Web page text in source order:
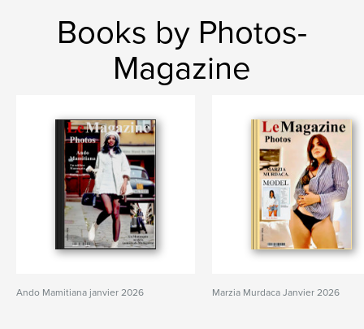
Books by Photos-
Magazine
Ando Mamitiana janvier 2026 Marzia Murdaca Janvier 2026